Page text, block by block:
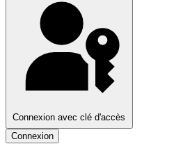
Connexion avec clé d'accès
Connexion